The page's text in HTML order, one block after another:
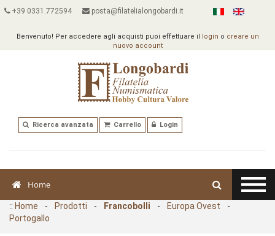
+39 0331.772594 posta@filatelialongobardi.it
Benvenuto! Per accedere agli acquisti puoi effettuare il login o creare un
nuovo account
Ricerca avanzata Carrello Login
Home
:: Home - Prodotti - Francobolli - Europa Ovest
-
Portogallo